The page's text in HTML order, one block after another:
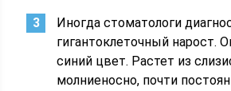
Иногда стоматологи
гигантоклеточный нарост.
синий цвет. Растет из
молниеносно, почти